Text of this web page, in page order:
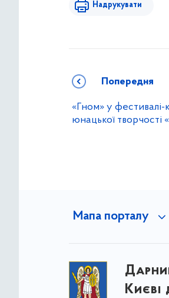
Надрукувати
Попередня
«Гном» у фестивалі-
юнацької творчості
Мапа порталу
Києві